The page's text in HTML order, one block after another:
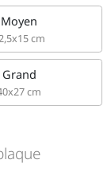
Moyen
cm
Grand
cm